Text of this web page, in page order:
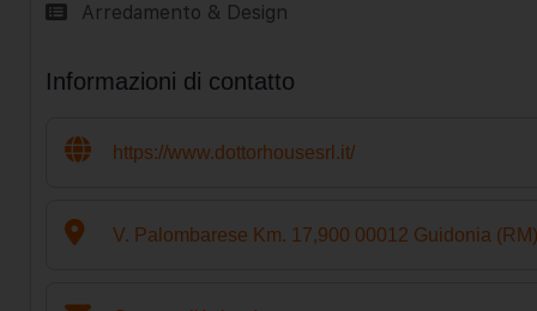
Arredamento & Design
Informazioni di contatto
https://www.dottorhousesrl.it/
V. Palombarese Km. 17,900 00012 Guidonia (RM)